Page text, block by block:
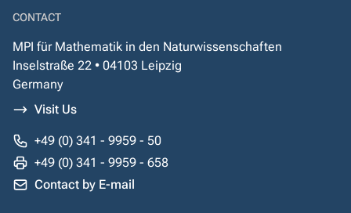
CONTACT
MPI für Mathematik in den Naturwissenschaften
Inselstraße 22 • 04103 Leipzig
Germany
Visit Us
+49 (0) 341 - 9959 - 50
+49 (0) 341 - 9959 - 658
Contact by E-mail